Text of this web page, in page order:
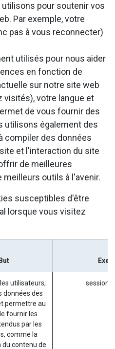
pour soutenir vos
Par exemple, votre
pas à vous reconnecter)
utilisés pour nous aider
en fonction de
sur notre site web
visités), votre langue et
de vous fournir des
utilisons également des
compiler des données
et l'interaction du site
de meilleures
outils à l'avenir.
susceptibles d'être
lorsque vous visitez
But
utilisateurs,
données des
permettre au
fournir les
par les
comme la
contenu de